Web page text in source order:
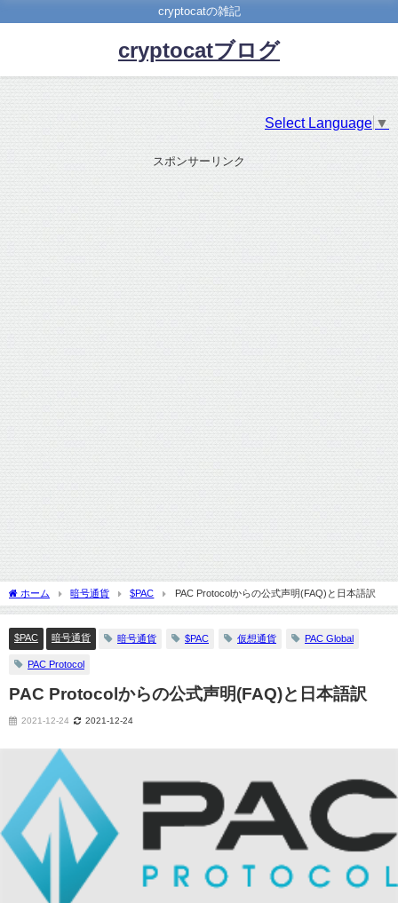
cryptocatの雑記
cryptocatブログ
Select Language ▼
スポンサーリンク
ホーム 暗号通貨 $PAC PAC Protocolからの公式声明(FAQ)と日本語訳
$PAC 暗号通貨 暗号通貨 $PAC 仮想通貨 PAC Global
PAC Protocol
PAC Protocolからの公式声明(FAQ)と日本語訳
2021-12-24 2021-12-24